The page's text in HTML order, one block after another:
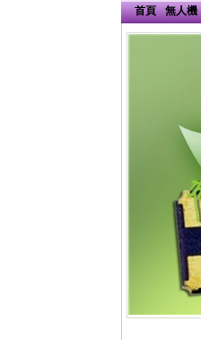
首頁 無人機